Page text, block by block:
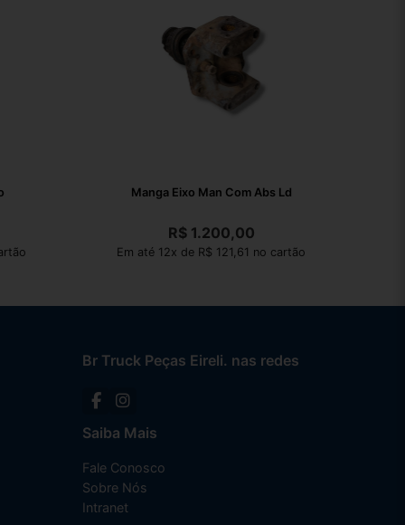
Manga Eixo Man Com Abs Ld
R$1.200,00
Em até 12x de R$ 121,61 no cartão
Br Truck Peças Eireli. nas redes
Saiba Mais
Fale Conosco
Sobre Nós
Intranet